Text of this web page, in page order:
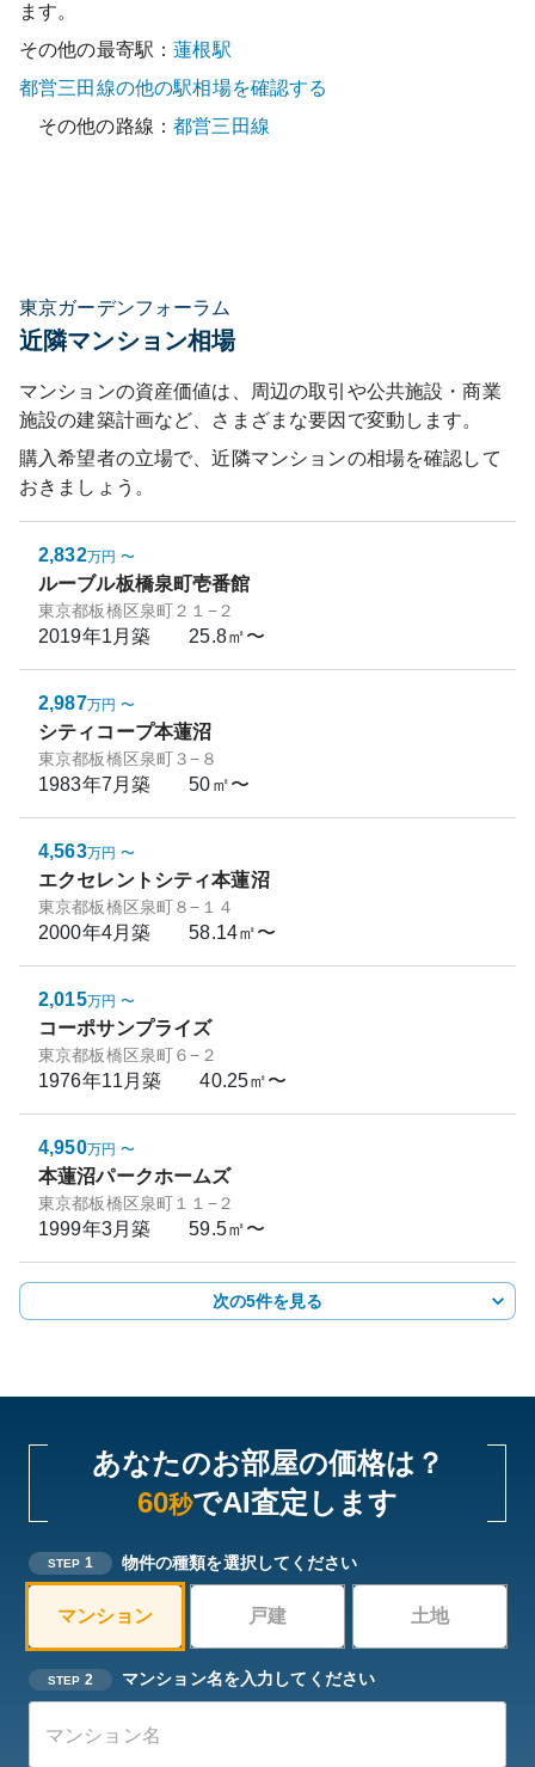
ます。
その他の最寄駅：蓮根駅
都営三田線の他の駅相場を確認する
その他の路線：都営三田線
東京ガーデンフォーラム
近隣マンション相場
マンションの資産価値は、周辺の取引や公共施設・商業
施設の建築計画など、さまざまな要因で変動します。
購入希望者の立場で、近隣マンションの相場を確認して
おきましょう。
2,832万円 〜
ルーブル板橋泉町壱番館
東京都板橋区泉町２１−２
2019年1月築 25.8㎡〜
2,987万円 〜
シティコープ本蓮沼
東京都板橋区泉町３−８
1983年7月築 50㎡〜
4,563万円 〜
エクセレントシティ本蓮沼
東京都板橋区泉町８−１４
2000年4月築 58.14㎡〜
2,015万円 〜
コーポサンプライズ
東京都板橋区泉町６−２
1976年11月築 40.25㎡〜
4,950万円 〜
本蓮沼パークホームズ
東京都板橋区泉町１１−２
1999年3月築 59.5㎡〜
次の5件を見る
あなたのお部屋の価格は？
60秒でAI査定します
STEP 1 物件の種類を選択してください
マンション 戸建 土地
STEP 2 マンション名を入力してください